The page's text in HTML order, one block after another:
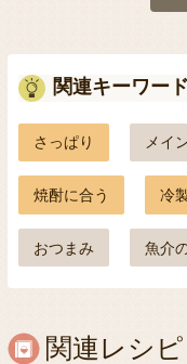
関連キーワード
さっぱり メイ
焼酎に合う 冷
おつまみ 魚介
関連レシピ